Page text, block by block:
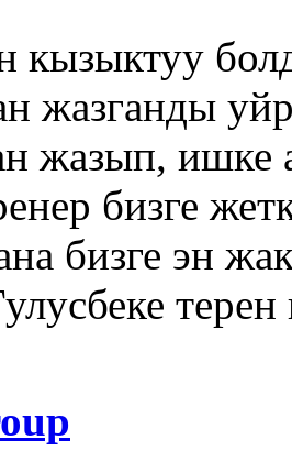
кызыктуу
жазганды
жазып,
бизге
бизге эн